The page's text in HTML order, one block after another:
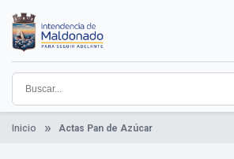
contenido
principal
Institucional
Municipios
Descubre Maldonado
Comunicación
Servicios
Guía De Trámites
Ver Noticias
Inicio Actas Pan de Azúcar